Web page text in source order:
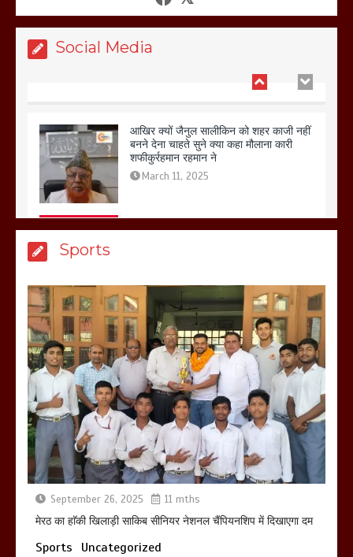
Social Media
शफीकुर्रहमान रहमान ने
March 11, 2025
मेरठ सुराजकुंड शमशान घाट में चिता से अस्थि
उठाकर खाते कुत्ते का वीडियो इंटरनेट पर जमकर
हो रहा वायरल
March 6, 2025
होलिका रखने पर लात मार कर होलिका को किया
तहस नहस,मोहल्ले वालों के साथ की गई गाली
खराबा,
Sports
September 26, 2025 11 mths
मेरठ का हाॅकी खिलाड़ी साकिब सीनियर नेशनल चैंपियनशिप में दिखाएगा दम
Sports Uncategorized